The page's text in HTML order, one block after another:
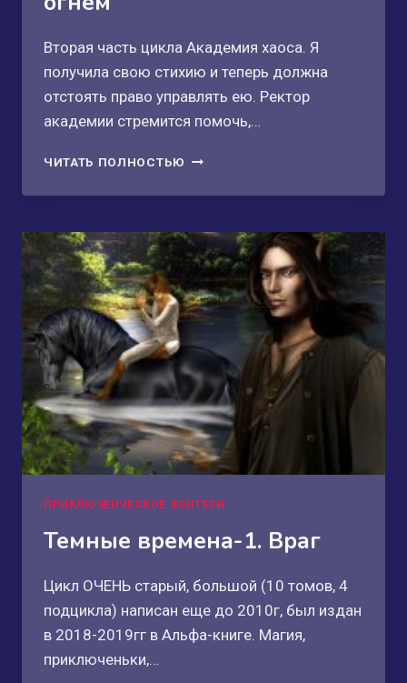
Вторая часть цикла Академия хаоса. Я
получила свою стихию и теперь должна
отстоять право управлять ею. Ректор
академии стремится помочь,…
ЧИТАТЬ ПОЛНОСТЬЮ АКАДЕМИЯ
ИСКУШЕНИЕ
ПРИКЛЮЧЕНЧЕСКОЕ ФЭНТЕЗИ
Темные времена-1. Враг
Цикл ОЧЕНЬ старый, большой (10 томов, 4
подцикла) написан еще до 2010г, был издан
в 2018-2019гг в Альфа-книге. Магия,
приключеньки,…